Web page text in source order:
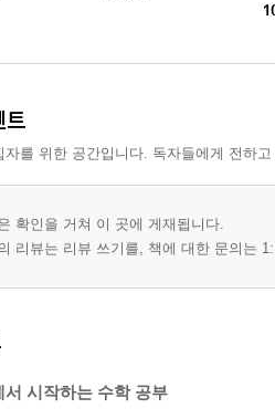
트
자를 위한 공간입니다. 독자들에게 전하
확인을 거쳐 이 곳에 게재됩니다.
리뷰는 리뷰 쓰기를, 책에 대한 문의는
서 시작하는 수학 공부